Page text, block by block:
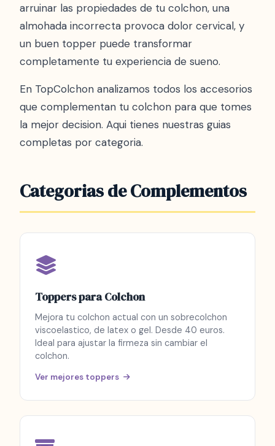
arruinar las propiedades de tu colchon, una
almohada incorrecta provoca dolor cervical, y
un buen topper puede transformar
completamente tu experiencia de sueno.
En TopColchon analizamos todos los accesorios
que complementan tu colchon para que tomes
la mejor decision. Aqui tienes nuestras guias
completas por categoria.
Categorias de Complementos
Toppers para Colchon
Mejora tu colchon actual con un sobrecolchon
viscoelastico, de latex o gel. Desde 40 euros.
Ideal para ajustar la firmeza sin cambiar el
colchon.
Ver mejores toppers